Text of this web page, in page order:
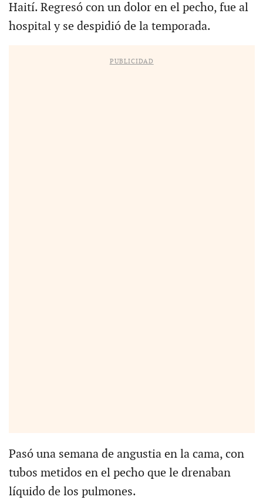
Haití. Regresó con un dolor en el pecho, fue al
hospital y se despidió de la temporada.
PUBLICIDAD
Pasó una semana de angustia en la cama, con
tubos metidos en el pecho que le drenaban
líquido de los pulmones.